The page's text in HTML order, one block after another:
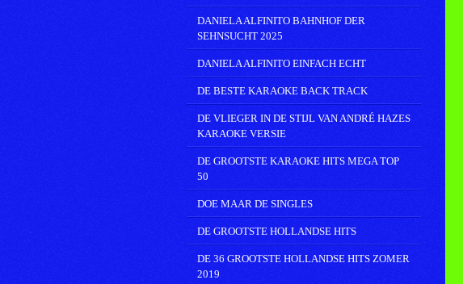
DANIELA ALFINITO BAHNHOF DER
SEHNSUCHT 2025
DANIELA ALFINITO EINFACH ECHT
DE BESTE KARAOKE BACK TRACK
DE VLIEGER IN DE STIJL VAN ANDRÉ HAZES
KARAOKE VERSIE
DE GROOTSTE KARAOKE HITS MEGA TOP
50
DOE MAAR DE SINGLES
DE GROOTSTE HOLLANDSE HITS
DE 36 GROOTSTE HOLLANDSE HITS ZOMER
2019